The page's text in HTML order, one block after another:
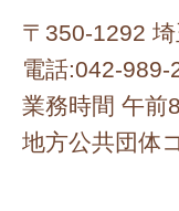
〒350-1292
電話:042-
業務時間 午前
地方公共団体